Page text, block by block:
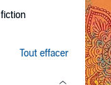
Tout effacer